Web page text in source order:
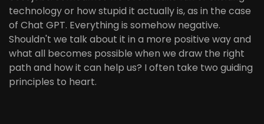
technology or how stupid it actually is, as in the case
of Chat GPT. Everything is somehow negative.
Shouldn't we talk about it in a more positive way and
what all becomes possible when we draw the right
path and how it can help us? I often take two guiding
principles to heart.